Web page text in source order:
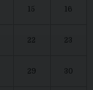
15 16
22 23
29 30